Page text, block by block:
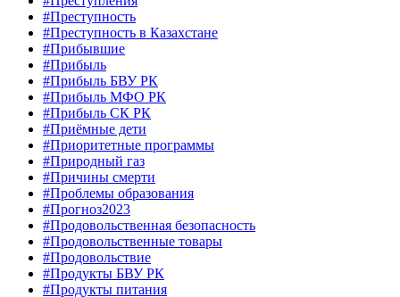
#Преступность
#Преступность в Казахстане
#Прибывшие
#Прибыль
#Прибыль БВУ РК
#Прибыль МФО РК
#Прибыль СК РК
#Приёмные дети
#Приоритетные программы
#Природный газ
#Причины смерти
#Проблемы образования
#Прогноз2023
#Продовольственная безопасность
#Продовольственные товары
#Продовольствие
#Продукты БВУ РК
#Продукты питания